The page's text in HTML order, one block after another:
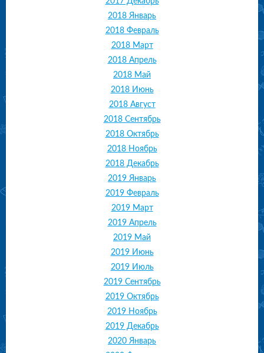
2018 Январь
2018 Февраль
2018 Март
2018 Апрель
2018 Май
2018 Июнь
2018 Август
2018 Сентябрь
2018 Октябрь
2018 Ноябрь
2018 Декабрь
2019 Январь
2019 Февраль
2019 Март
2019 Апрель
2019 Май
2019 Июнь
2019 Июль
2019 Сентябрь
2019 Октябрь
2019 Ноябрь
2019 Декабрь
2020 Январь